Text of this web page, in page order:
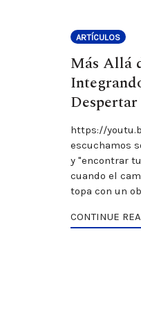
ARTÍCULOS
Más Allá
https://
escuchamos
y "encontrar
cuando el
topa con un
CONTINUE